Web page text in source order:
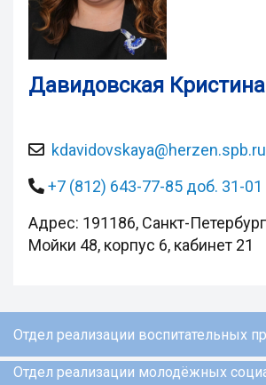
Давидовская
kdavidovskaya@herzen.spb.ru
+7 (812) 643-77-85 доб. 31-01
Адрес: 191186, Санкт-
Мойки 48, корпус 6, кабинет 21
Отдел реализации воспитательных
Отдел реализации молодёжных